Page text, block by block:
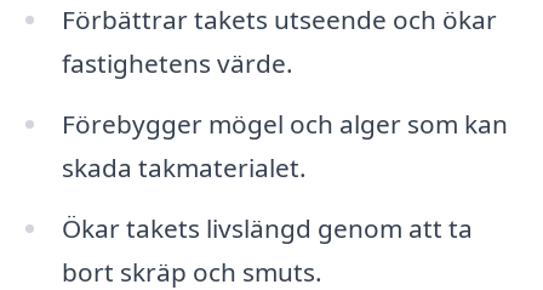
Förbättrar takets utseende och ökar
fastighetens värde.
Förebygger mögel och alger som kan
skada takmaterialet.
Ökar takets livslängd genom att ta
bort skräp och smuts.